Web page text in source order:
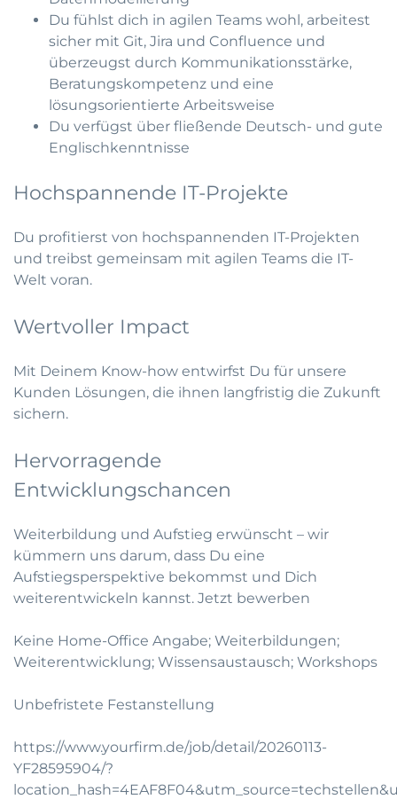
Du fühlst dich in agilen Teams wohl, arbeitest
sicher mit Git, Jira und Confluence und
überzeugst durch Kommunikationsstärke,
Beratungskompetenz und eine
lösungsorientierte Arbeitsweise
Du verfügst über fließende Deutsch- und gute
Englischkenntnisse
Hochspannende IT-Projekte
Du profitierst von hochspannenden IT-Projekten
und treibst gemeinsam mit agilen Teams die IT-
Welt voran.
Wertvoller Impact
Mit Deinem Know-how entwirfst Du für unsere
Kunden Lösungen, die ihnen langfristig die Zukunft
sichern.
Hervorragende
Entwicklungschancen
Weiterbildung und Aufstieg erwünscht – wir
kümmern uns darum, dass Du eine
Aufstiegsperspektive bekommst und Dich
weiterentwickeln kannst. Jetzt bewerben
Keine Home-Office Angabe; Weiterbildungen;
Weiterentwicklung; Wissensaustausch; Workshops
Unbefristete Festanstellung
https://www.yourfirm.de/job/detail/20260113-
YF28595904/?